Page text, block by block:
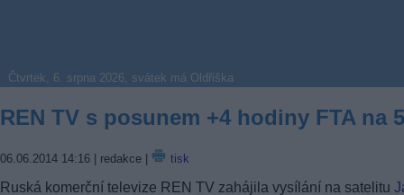
Čtvrtek, 6. srpna 2026, svátek má Oldřiška
REN TV s posunem +4 hodiny FTA na
06.06.2014 14:16 | redakce | tisk
Ruská komerční televize REN TV zahájila vysílání na satelitu